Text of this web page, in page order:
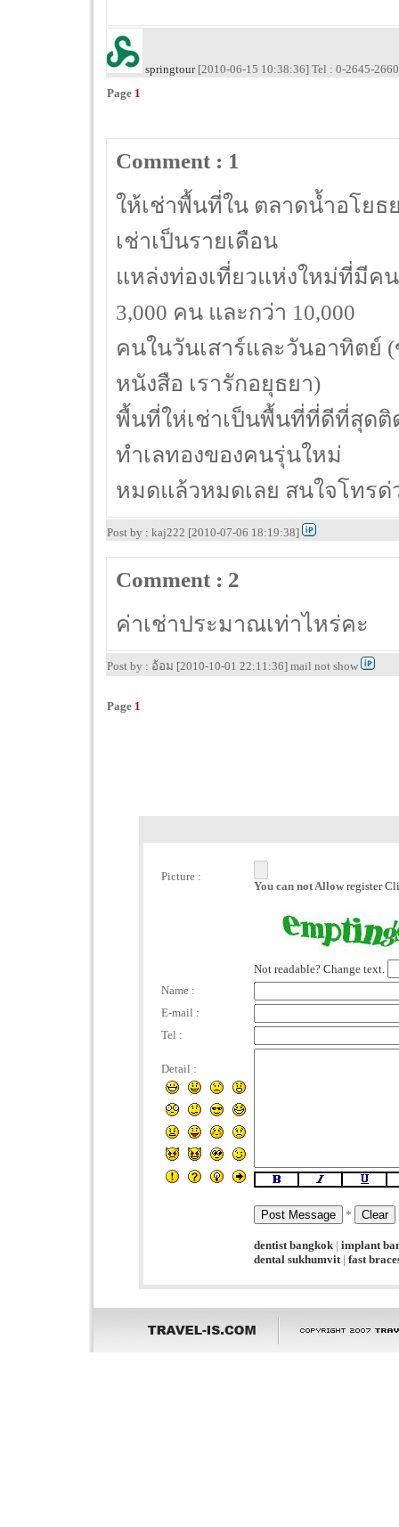
springtour[2010-06-15 10:38:36] Tel : 0-2645-
Page 1
Comment : 1
ให้เช่าพื้นที่ใน ตลาดน้ำอโยธ
เช่าเป็นรายเดือน
แหล่งท่องเที่ยวแห่งใหม่ที่มีค
3,000 คน และกว่า 10,000
คนในวันเสาร์และวันอาทิต
หนังสือ เรารักอยุธยา)
พื้นที่ให่เช่าเป็นพื้นที่ที่ดีที่สุดติ
ทำเลทองของคนรุ่นใหม่
หมดแล้วหมดเลย สนใจโทรด่
Post by : kaj222 [2010-07-06 18:19:38]
Comment : 2
ค่าเช่าประมาณเท่าไหร่คะ
Post by : อ้อม [2010-10-01 22:11:36] mail not show
Page 1
Picture :
You can not Allow register
Not readable? Change text.
Name :
E-mail :
Tel :
Detail :
*
dentist bangkok | implant
dental sukhumvit| fast